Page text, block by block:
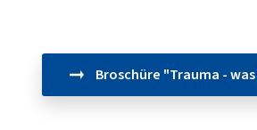
Broschüre "Trauma -